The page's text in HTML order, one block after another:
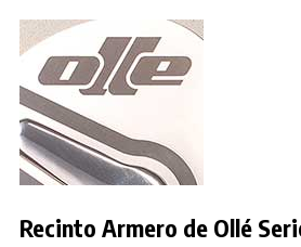
Recinto Armero de Ollé